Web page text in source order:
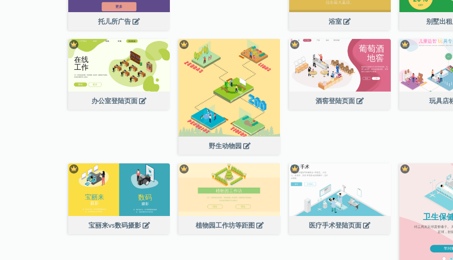
托儿所广告 浴室 别墅出
办公室登陆页面
野生动物园
酒窖登陆页面 玩具店
宝丽来vs数码摄影 植物园工作坊等距图 医疗手术登陆页面